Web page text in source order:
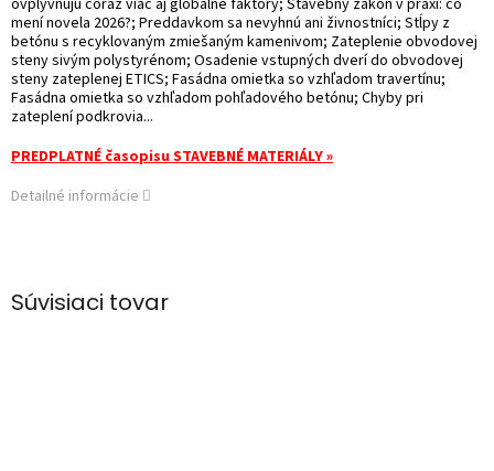
ovplyvňujú čoraz viac aj globálne faktory; Stavebný zákon v praxi: čo
mení novela 2026?; Preddavkom sa nevyhnú ani živnostníci; Stĺpy z
betónu s recyklovaným zmiešaným kamenivom; Zateplenie obvodovej
steny sivým polystyrénom; Osadenie vstupných dverí do obvodovej
steny zateplenej ETICS; Fasádna omietka so vzhľadom travertínu;
Fasádna omietka so vzhľadom pohľadového betónu; Chyby pri
zateplení podkrovia...
PREDPLATNÉ časopisu STAVEBNÉ MATERIÁLY »
Detailné informácie
Súvisiaci tovar